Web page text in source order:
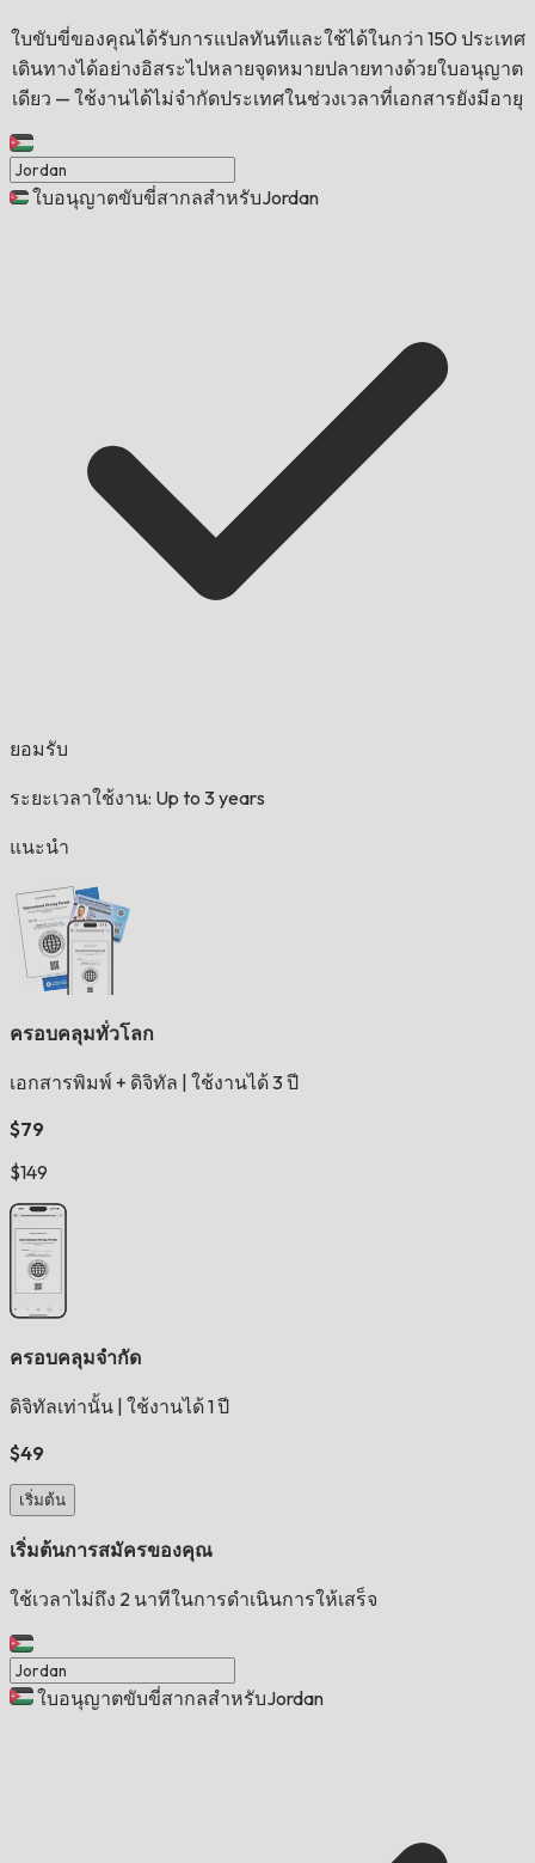
ใบขับขี่ของคุณได้รับการแปลทันทีและใช้ได้ในกว่า 150 ประเทศ
เดินทางได้อย่างอิสระไปหลายจุดหมายปลายทางด้วยใบอนุญาต
เดียว — ใช้งานได้ไม่จำกัดประเทศในช่วงเวลาที่เอกสารยังมีอายุ
ใบอนุญาตขับขี่สากลสำหรับJordan
ยอมรับ
ระยะเวลาใช้งาน: Up to 3 years
แนะนำ
ครอบคลุมทั่วโลก
เอกสารพิมพ์ + ดิจิทัล ใช้งานได้ 3 ปี
$79
$149
ครอบคลุมจำกัด
ดิจิทัลเท่านั้น ใช้งานได้ 1 ปี
$49
เริ่มต้น
เริ่มต้นการสมัครของคุณ
ใช้เวลาไม่ถึง 2 นาทีในการดำเนินการให้เสร็จ
ใบอนุญาตขับขี่สากลสำหรับJordan